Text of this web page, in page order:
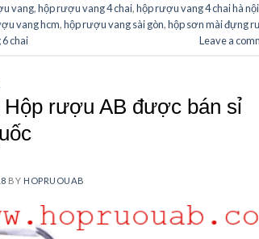
vang,hộp rượu vang 4 chai,hộp rượu vang 4 chai hà nội
vang hcm,hộp rượu vang sài gòn,hộp sơn mài đựng
chai Leave a
rượu AB được bán sỉ
BY HOPRUOUAB